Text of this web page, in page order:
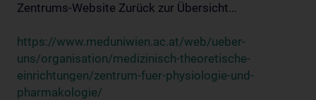
Zentrums-Website Zurück zur Übersicht...
https://www.meduniwien.ac.at/web/ueber-
uns/organisation/medizinisch-theoretische-
einrichtungen/zentrum-fuer-physiologie-und-
pharmakologie/